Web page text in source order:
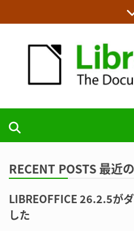
to
content
日本語
BLOG
RECENT POSTS 最近
LIBREOFFICE 26.2.5が
した